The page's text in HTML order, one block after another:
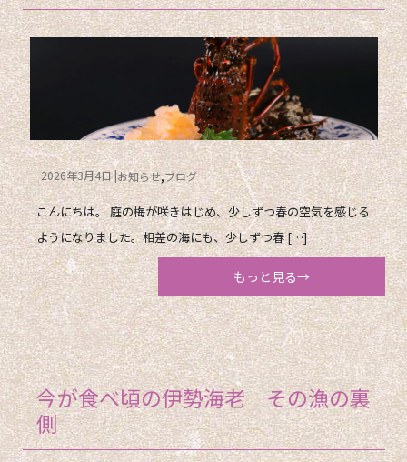
2026年3月4日 お知らせ ブログ
こんにちは。 庭の梅が咲きはじめ、少しずつ春の空気を感じる
ようになりました。相差の海にも、少しずつ春 […]
もっと見る→
今が食べ頃の伊勢海老 その漁の裏
側